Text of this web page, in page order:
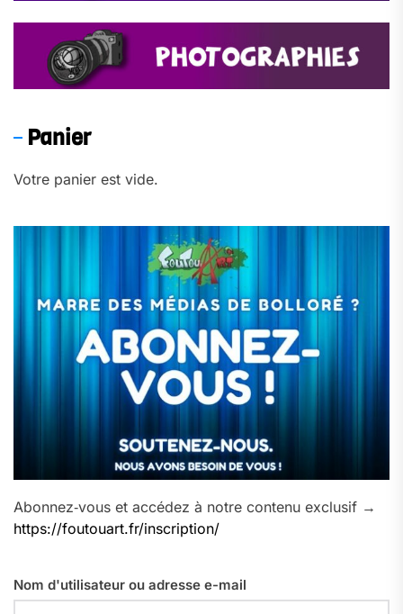
Panier
Votre panier est vide.
Abonnez‑vous et accédez à notre contenu exclusif →
https://foutouart.fr/inscription/
Nom d'utilisateur ou adresse e-mail